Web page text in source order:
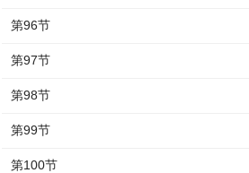
第96节
第97节
第98节
第99节
第100节